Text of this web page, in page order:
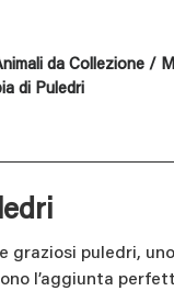
da Collezione /
di Puledri
graziosi puledri,
l’aggiunta